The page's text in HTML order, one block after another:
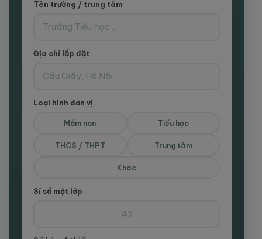
Tên trường / trung tâm
Địa chỉ lắp đặt
Loại hình đơn vị
Mầm non Tiểu học
THCS / THPT Trung tâm
Khác
Sĩ số một lớp